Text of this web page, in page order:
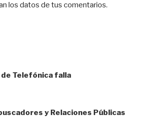
los datos de tus comentarios.
Telefónica falla
y Relaciones Públicas